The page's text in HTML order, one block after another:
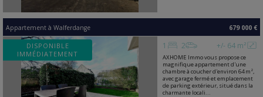
Appartement à Walferdange 679 000 €
DISPONIBLE
IMMÉDIATEMENT
+/- 64 m²
1 2
AXHOME Immo vous propose ce
magnifique appartement d'une
chambre à coucher d'environ 64 m²,
avec garage fermé et emplacement
de parking extérieur, situé dans la
charmante locali...